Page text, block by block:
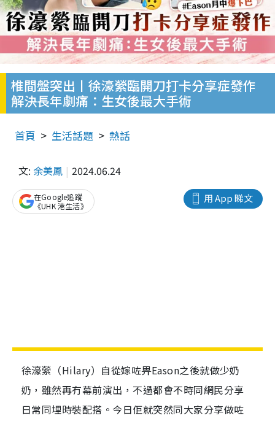
椎間盤突出丨徐濠縈臨開刀打卡分享症發作
解決長年劇痛：生女後最大手術
首頁 生活話題 熱話
文: 余美鳳 2024.06.24
用 App 睇文
在Google追蹤
《UHK 港生活》
徐濠縈（Hilary）自從嫁咗畀Eason之後就做少奶
奶，雖然再冇幕前演出，不過都會不時同網民分享
日常同埋時裝配搭。今日佢就突然同大家分享做咗